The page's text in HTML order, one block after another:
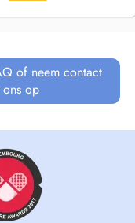
of neem contact
ons op